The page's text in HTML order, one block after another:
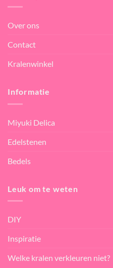
Over ons
Contact
Kralenwinkel
Informatie
Miyuki Delica
Edelstenen
Bedels
Leuk om te weten
DIY
Inspiratie
Welke kralen verkleuren niet?